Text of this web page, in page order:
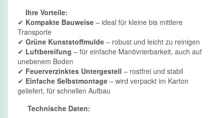
Ihre Vorteile:
✔ Kompakte Bauweise – ideal für kleine bis mittlere
Transporte
✔ Grüne Kunststoffmulde – robust und leicht zu reinigen
✔ Luftbereifung – für einfache Manövrierbarkeit, auch auf
unebenem Boden
✔ Feuerverzinktes Untergestell – rostfrei und stabil
✔ Einfache Selbstmontage – wird verpackt im Karton
geliefert, für schnellen Aufbau
Technische Daten: